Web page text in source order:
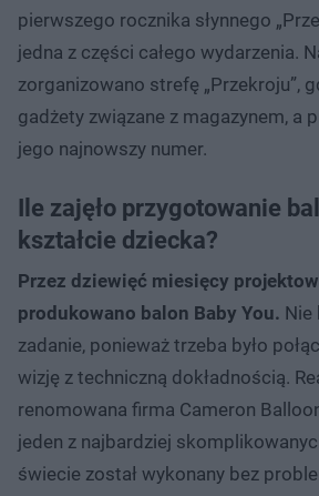
pierwszego rocznika słynnego
jedna z części całego wydarzenia.
zorganizowano strefę „Przekroju”,
gadżety związane z magazynem, a
jego najnowszy numer.
Ile zajęło przygotowanie
kształcie dziecka?
Przez dziewięć miesięcy
produkowano balon Baby You. Nie
zadanie, ponieważ trzeba było
wizję z techniczną dokładnością.
renomowana firma Cameron
jeden z najbardziej
świecie został wykonany bez